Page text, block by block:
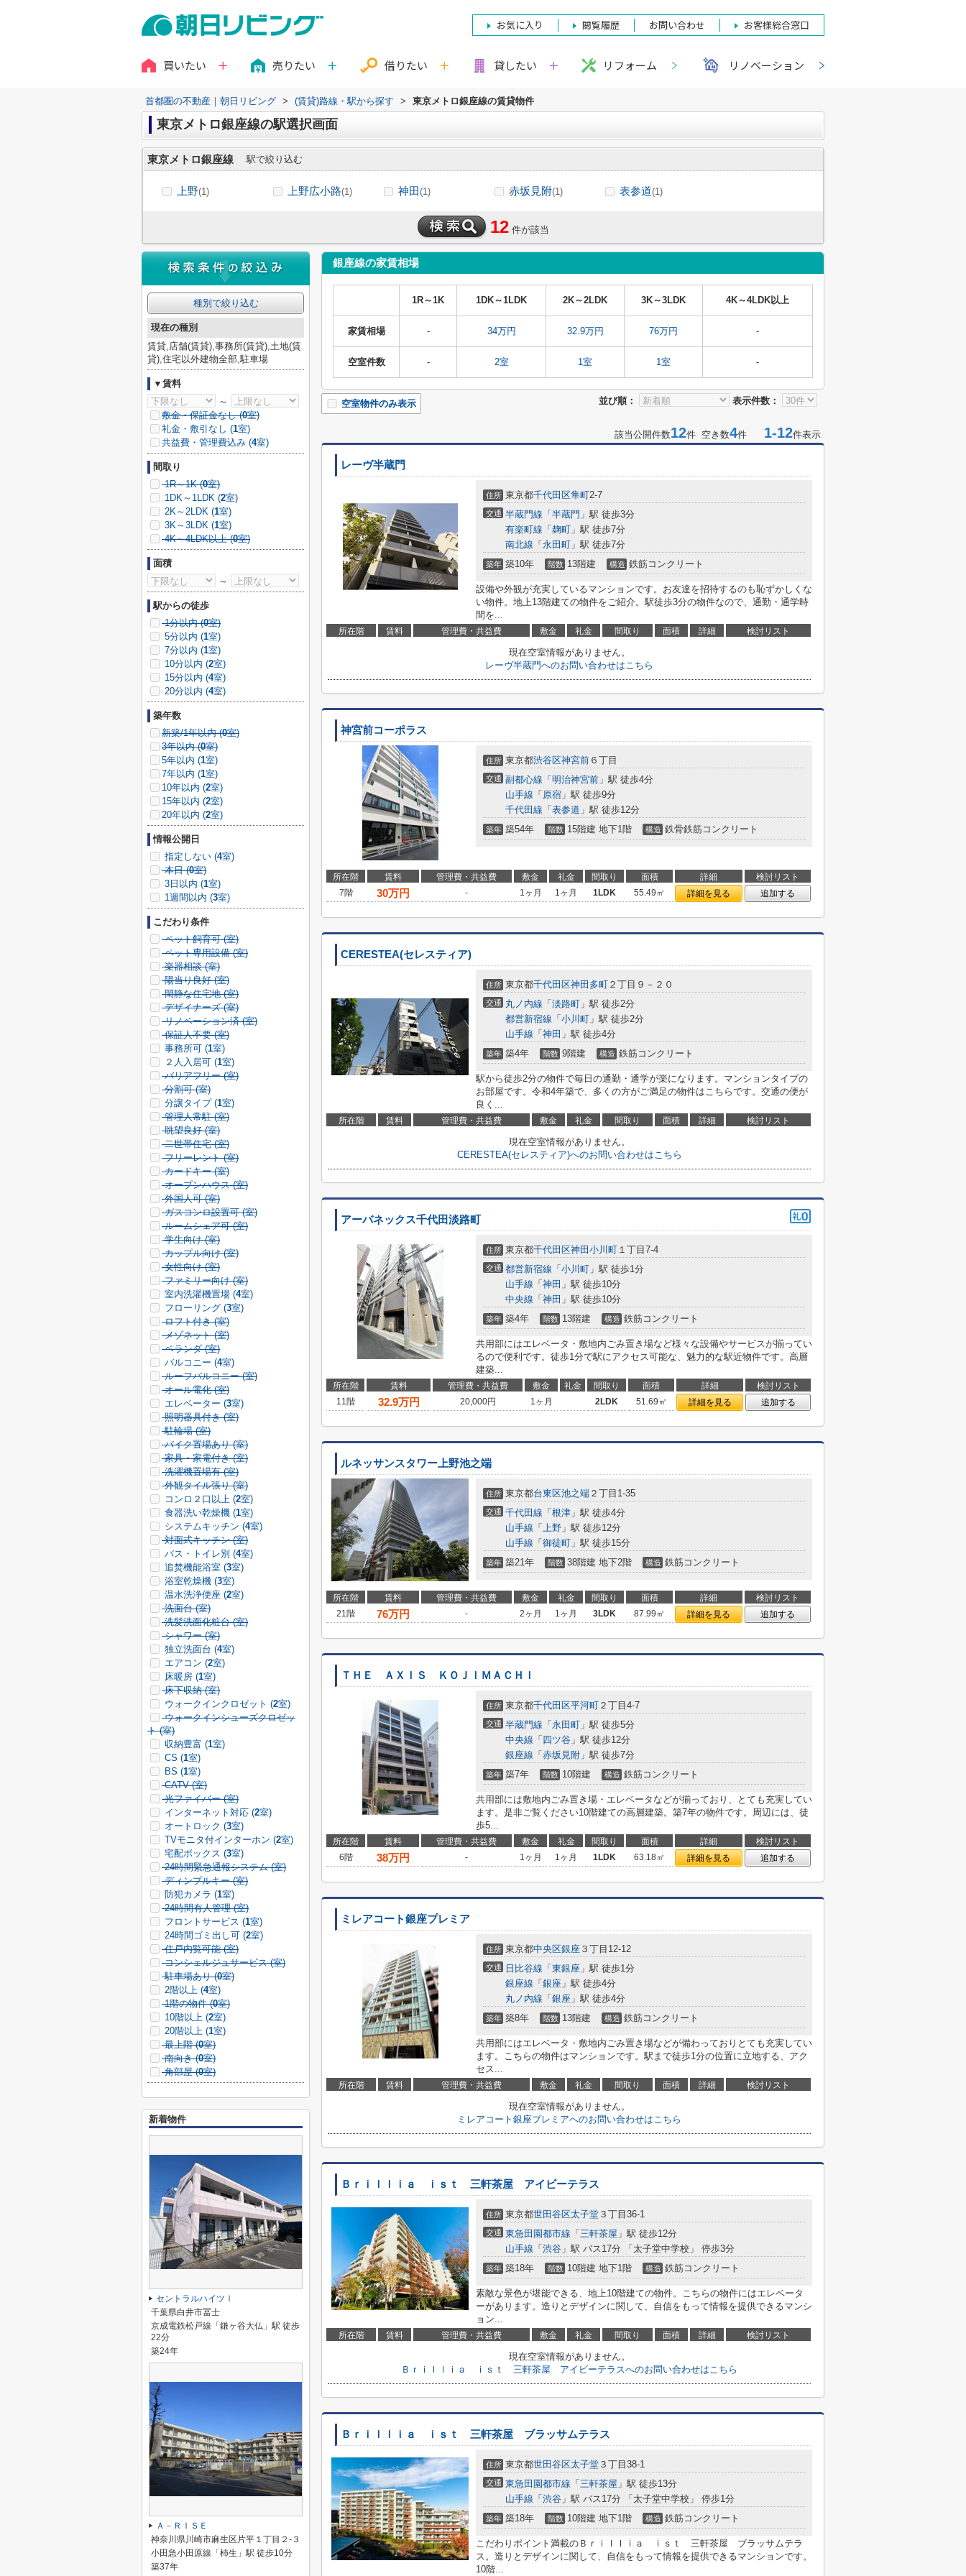
お気に入り 閲覧履歴 お問い合わせ お客様総合窓口
買いたい 売りたい 借りたい 貸したい リフォーム リノベーション
首都圏の不動産｜朝日リビング > (賃貸)路線・駅から探す > 東京メトロ銀座線の賃貸物件
東京メトロ銀座線の駅選択画面
東京メトロ銀座線 駅で絞り込む
上野(1) 上野広小路(1) 神田(1) 赤坂見附(1) 表参道(1)
12 件が該当
銀座線の家賃相場
1R～1K 1DK～1LDK 2K～2LDK 3K～3LDK 4K～4LDK以上
家賃相場 - 34万円 32.9万円 76万円 -
空室件数 - 2室 1室 1室 -
並び順： 表示件数：
空室物件のみ表示
該当公開件数12件 空き数4件 1-12件表示
レーヴ半蔵門
住所 東京都千代田区隼町2-7
交通 半蔵門線 「 半蔵門 」駅 徒歩3分
有楽町線 「 麹町 」駅 徒歩7分
南北線 「 永田町 」駅 徒歩7分
築年 築10年 階数 13階建 構造 鉄筋コンクリート
設備や外観が充実しているマンションです。お友達を招待するのも恥ずかしくな
い物件。地上13階建ての物件をご紹介。駅徒歩3分の物件なので、通勤・通学時
間を...
所在階 賃料 管理費・共益費 敷金 礼金 間取り 面積 詳細 検討リスト
現在空室情報がありません。
レーヴ半蔵門へのお問い合わせはこちら
神宮前コーポラス
住所 東京都渋谷区神宮前 ６丁目
交通 副都心線 「 明治神宮前 」駅 徒歩4分
山手線 「 原宿 」駅 徒歩9分
千代田線 「 表参道 」駅 徒歩12分
築年 築54年 階数 15階建 地下1階 構造 鉄骨鉄筋コンクリート
所在階 賃料 管理費・共益費 敷金 礼金 間取り 面積 詳細
検討リスト
7階
30万円 - 1ヶ月 1ヶ月 1LDK 55.49㎡ 詳細を見る 追加する
CERESTEA(セレスティア)
住所 東京都千代田区神田多町 ２丁目９－２０
交通 丸ノ内線 「 淡路町 」駅 徒歩2分
都営新宿線 「 小川町 」駅 徒歩2分
山手線 「 神田 」駅 徒歩4分
築年 築4年 階数 9階建 構造 鉄筋コンクリート
駅から徒歩2分の物件で毎日の通勤・通学が楽になります。マンションタイプの
お部屋です。令和4年築で、多くの方がご満足の物件はこちらです。交通の便が
良く...
所在階 賃料 管理費・共益費 敷金 礼金 間取り 面積 詳細 検討リスト
現在空室情報がありません。
CERESTEA(セレスティア)へのお問い合わせはこちら
アーバネックス千代田淡路町
住所 東京都千代田区神田小川町 １丁目7-4
交通 都営新宿線 「 小川町 」駅 徒歩1分
山手線 「 神田 」駅 徒歩10分
中央線 「 神田 」駅 徒歩10分
築年 築4年 階数 13階建 構造 鉄筋コンクリート
共用部にはエレベータ・敷地内ごみ置き場など様々な設備やサービスが揃ってい
るので便利です。徒歩1分で駅にアクセス可能な、魅力的な駅近物件です。高層
建築...
所在階 賃料 管理費・共益費 敷金 礼金 間取り 面積 詳細
検討リスト
11階
32.9万円 20,000円 1ヶ月 2LDK 51.69㎡ 詳細を見る 追加する
ルネッサンスタワー上野池之端
住所 東京都台東区池之端 ２丁目1-35
交通 千代田線 「 根津 」駅 徒歩4分
山手線 「 上野 」駅 徒歩12分
山手線 「 御徒町 」駅 徒歩15分
築年 築21年 階数 38階建 地下2階 構造 鉄筋コンクリート
所在階 賃料 管理費・共益費 敷金 礼金 間取り 面積 詳細
検討リスト
21階
76万円 - 2ヶ月 1ヶ月 3LDK 87.99㎡ 詳細を見る 追加する
ＴＨＥ ＡＸＩＳ ＫＯＪＩＭＡＣＨＩ
住所 東京都千代田区平河町 ２丁目4-7
交通 半蔵門線 「 永田町 」駅 徒歩5分
中央線 「 四ツ谷 」駅 徒歩12分
銀座線 「 赤坂見附 」駅 徒歩7分
築年 築7年 階数 10階建 構造 鉄筋コンクリート
共用部には敷地内ごみ置き場・エレベータなどが揃っており、とても充実してい
ます。是非ご覧ください10階建ての高層建築。築7年の物件です。周辺には、徒
歩5...
所在階 賃料 管理費・共益費 敷金 礼金 間取り 面積 詳細
検討リスト
6階
38万円 - 1ヶ月 1ヶ月 1LDK 63.18㎡ 詳細を見る 追加する
ミレアコート銀座プレミア
住所 東京都中央区銀座 ３丁目12-12
交通 日比谷線 「 東銀座 」駅 徒歩1分
銀座線 「 銀座 」駅 徒歩4分
丸ノ内線 「 銀座 」駅 徒歩4分
築年 築8年 階数 13階建 構造 鉄筋コンクリート
共用部にはエレベータ・敷地内ごみ置き場などが備わっておりとても充実してい
ます。こちらの物件はマンションです。駅まで徒歩1分の位置に立地する、アク
セス...
所在階 賃料 管理費・共益費 敷金 礼金 間取り 面積 詳細 検討リスト
現在空室情報がありません。
ミレアコート銀座プレミアへのお問い合わせはこちら
Ｂｒｉｌｌｉａ ｉｓｔ 三軒茶屋 アイビーテラス
住所 東京都世田谷区太子堂 ３丁目36-1
交通 東急田園都市線 「 三軒茶屋 」駅 徒歩12分
山手線 「 渋谷 」駅 バス17分 「太子堂中学校」 停歩3分
築年 築18年 階数 10階建 地下1階 構造 鉄筋コンクリート
素敵な景色が堪能できる、地上10階建ての物件。こちらの物件にはエレベータ
ーがあります。造りとデザインに関して、自信をもって情報を提供できるマンシ
ョン...
所在階 賃料 管理費・共益費 敷金 礼金 間取り 面積 詳細 検討リスト
現在空室情報がありません。
Ｂｒｉｌｌｉａ ｉｓｔ 三軒茶屋 アイビーテラスへのお問い合わせはこちら
Ｂｒｉｌｌｉａ ｉｓｔ 三軒茶屋 ブラッサムテラス
住所 東京都世田谷区太子堂 ３丁目38-1
交通 東急田園都市線 「 三軒茶屋 」駅 徒歩13分
山手線 「 渋谷 」駅 バス17分 「太子堂中学校」 停歩1分
築年 築18年 階数 10階建 地下1階 構造 鉄筋コンクリート
こだわりポイント満載のＢｒｉｌｌｉａ ｉｓｔ 三軒茶屋 ブラッサムテラ
ス。造りとデザインに関して、自信をもって情報を提供できるマンションです。
10階...
種別で絞り込む
現在の種別
賃貸,店舗(賃貸),事務所(賃貸),土地(賃
貸),住宅以外建物全部,駐車場
▼賃料
～
敷金・保証金なし (0室)
礼金・敷引なし (1室)
共益費・管理費込み (4室)
間取り
1R～1K (0室)
1DK～1LDK (2室)
2K～2LDK (1室)
3K～3LDK (1室)
4K～4LDK以上 (0室)
面積
～
駅からの徒歩
1分以内 (0室)
5分以内 (1室)
7分以内 (1室)
10分以内 (2室)
15分以内 (4室)
20分以内 (4室)
築年数
新築/1年以内 (0室)
3年以内 (0室)
5年以内 (1室)
7年以内 (1室)
10年以内 (2室)
15年以内 (2室)
20年以内 (2室)
情報公開日
指定しない (4室)
本日 (0室)
3日以内 (1室)
1週間以内 (3室)
こだわり条件
ペット飼育可 (室)
ペット専用設備 (室)
楽器相談 (室)
陽当り良好 (室)
閑静な住宅地 (室)
デザイナーズ (室)
リノベーション済 (室)
保証人不要 (室)
事務所可 (1室)
２人入居可 (1室)
バリアフリー (室)
分割可 (室)
分譲タイプ (1室)
管理人常駐 (室)
眺望良好 (室)
二世帯住宅 (室)
フリーレント (室)
カードキー (室)
オープンハウス (室)
外国人可 (室)
ガスコンロ設置可 (室)
ルームシェア可 (室)
学生向け (室)
カップル向け (室)
女性向け (室)
ファミリー向け (室)
室内洗濯機置場 (4室)
フローリング (3室)
ロフト付き (室)
メゾネット (室)
ベランダ (室)
バルコニー (4室)
ルーフバルコニー (室)
オール電化 (室)
エレベーター (3室)
照明器具付き (室)
駐輪場 (室)
バイク置場あり (室)
家具・家電付き (室)
洗濯機置場有 (室)
外観タイル張り (室)
コンロ２口以上 (2室)
食器洗い乾燥機 (1室)
システムキッチン (4室)
対面式キッチン (室)
バス・トイレ別 (4室)
追焚機能浴室 (3室)
浴室乾燥機 (3室)
温水洗浄便座 (2室)
洗面台 (室)
洗髪洗面化粧台 (室)
シャワー (室)
独立洗面台 (4室)
エアコン (2室)
床暖房 (1室)
床下収納 (室)
ウォークインクロゼット (2室)
ウォークインシューズクロゼッ
ト (室)
収納豊富 (1室)
CS (1室)
BS (1室)
CATV (室)
光ファイバー (室)
インターネット対応 (2室)
オートロック (3室)
TVモニタ付インターホン (2室)
宅配ボックス (3室)
24時間緊急通報システム (室)
ディンプルキー (室)
防犯カメラ (1室)
24時間有人管理 (室)
フロントサービス (1室)
24時間ゴミ出し可 (2室)
住戸内覧可能 (室)
コンシェルジュサービス (室)
駐車場あり (0室)
2階以上 (4室)
1階の物件 (0室)
10階以上 (2室)
20階以上 (1室)
最上階 (0室)
南向き (0室)
角部屋 (0室)
新着物件
セントラルハイツⅠ
千葉県白井市冨士
京成電鉄松戸線「鎌ヶ谷大仏」駅 徒歩
22分
築24年
Ａ－ＲＩＳＥ
神奈川県川崎市麻生区片平１丁目２-３
小田急小田原線「柿生」駅 徒歩10分
築37年